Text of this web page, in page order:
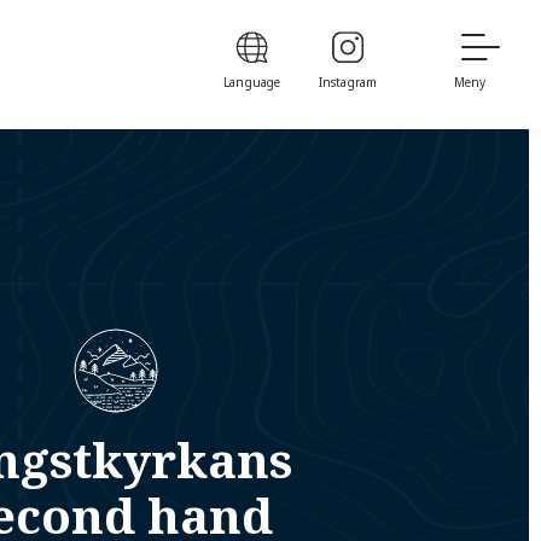
Language Instagram Meny
hand